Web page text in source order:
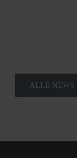
ALLE NEWS